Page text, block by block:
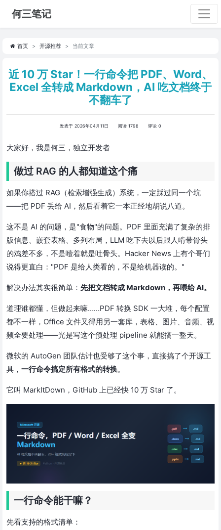
何三笔记
首页 开源推荐 当前文章
近 10 万 Star！一行命令把 PDF、Word、
Excel 全转成 Markdown，AI 吃文档终于
不翻车了
发表于 2026年04月11日 阅读 1798 评论 0
大家好，我是何三，独立开发者
做过 RAG 的人都知道这个痛
如果你搭过 RAG（检索增强生成）系统，一定踩过同一个坑
——把 PDF 丢给 AI，然后看着它一本正经地胡说八道。
这不是 AI 的问题，是"食物"的问题。PDF 里面充满了复杂的排
版信息、嵌套表格、多列布局，LLM 吃下去以后跟人啃带骨头
的鸡差不多，不是噎着就是吐骨头。Hacker News 上有个哥们
说得更直白："PDF 是给人类看的，不是给机器读的。"
解决办法其实很简单： 先把文档转成 Markdown，再喂给 AI。
道理谁都懂，但做起来嘛……PDF 转换 SDK 一大堆，每个配置
都不一样，Office 文件又得用另一套库，表格、图片、音频、视
频全要处理——光是写这个预处理 pipeline 就能搞一整天。
微软的 AutoGen 团队估计也受够了这个事，直接搞了个开源工
具， 一行命令搞定所有格式的转换。
它叫 MarkItDown，GitHub 上已经快 10 万 Star 了。
一行命令能干嘛？
先看支持的格式清单：